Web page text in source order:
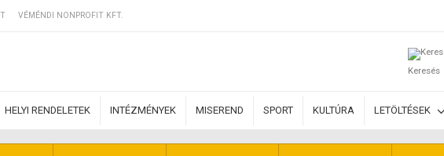
VÉMÉNDI NONPROFIT KFT.
Keresés
HELYI RENDELETEK INTÉZMÉNYEK MISEREND SPORT KULTÚRA LETÖLTÉSEK